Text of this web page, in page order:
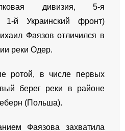
дивизия, 5-я
1-й Украинский фронт)
Фаязов отличился в
реки Одер.
ротой, в числе первых
берег реки в районе
(Польша).
Фаязова захватила